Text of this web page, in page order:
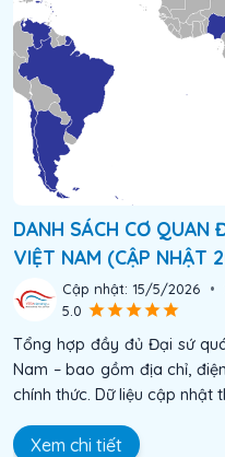
DANH SÁCH CƠ QUAN
VIỆT NAM (CẬP NHẬT
Cập nhật: 15/5/2026 •
5.0
Tổng hợp đầy đủ Đại sứ
Nam – bao gồm địa chỉ,
chính thức. Dữ liệu cập nhật
Xem chi tiết